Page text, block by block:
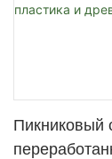
Пикниковый